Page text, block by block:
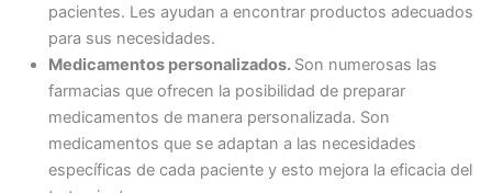
pacientes. Les ayudan a encontrar productos adecuados
para sus necesidades.
Medicamentos personalizados. Son numerosas las
farmacias que ofrecen la posibilidad de preparar
medicamentos de manera personalizada. Son
medicamentos que se adaptan a las necesidades
específicas de cada paciente y esto mejora la eficacia del